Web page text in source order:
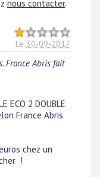
nous contacter.
Le 30-09-2017
France Abris fait
ECO 2 DOUBLE
France Abris
chez un
!